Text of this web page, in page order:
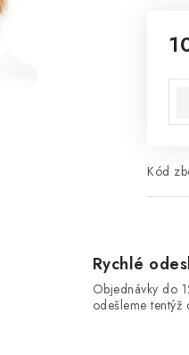
Kód
Rychlé
Objednávky do
odešleme tentýž